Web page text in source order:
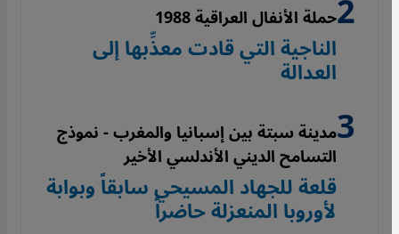
حملة الأنفال العراقية 1988
الناجية التي قادت معذِّبها إلى
العدالة
مدينة سبتة بين إسبانيا والمغرب - نموذج
التسامح الديني الأندلسي الأخير
قلعة للجهاد المسيحي سابقاً وبوابة
لأوروبا المنعزلة حاضراً